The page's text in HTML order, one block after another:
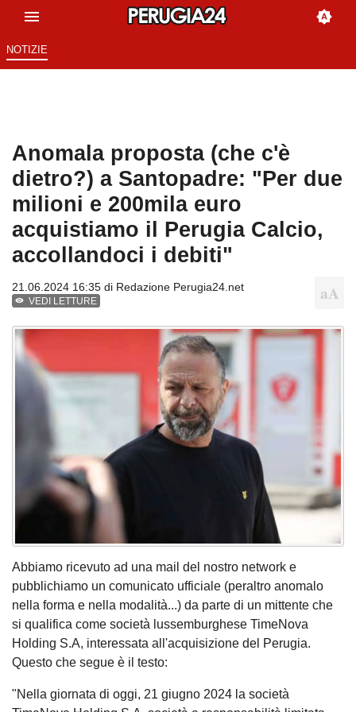
NOTIZIE
Anomala proposta (che c'è
dietro?) a Santopadre: "Per due
milioni e 200mila euro
acquistiamo il Perugia Calcio,
accollandoci i debiti"
21.06.2024 16:35 di Redazione Perugia24.net
VEDI LETTURE
Abbiamo ricevuto ad una mail del nostro network e
pubblichiamo un comunicato ufficiale (peraltro anomalo
nella forma e nella modalità...) da parte di un mittente che
si qualifica come società lussemburghese TimeNova
Holding S.A, interessata all'acquisizione del Perugia.
Questo che segue è il testo:
"Nella giornata di oggi, 21 giugno 2024 la società